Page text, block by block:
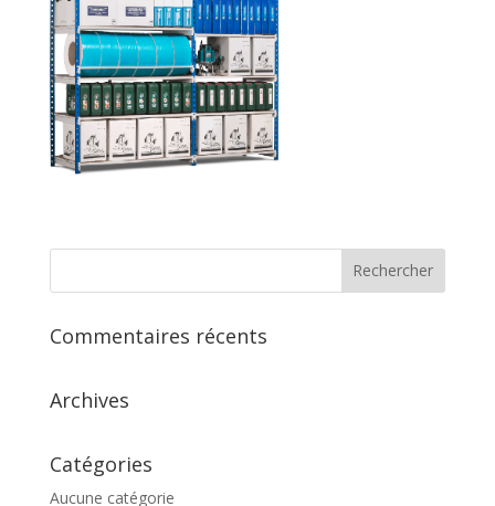
Commentaires récents
Archives
Catégories
Aucune catégorie